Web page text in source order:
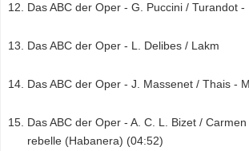
Das ABC der Oper - G. Puccini / Turandot
Das ABC der Oper - L. Delibes / Lakm
Das ABC der Oper - J. Massenet / Thais - M
Das ABC der Oper - A. C. L. Bizet /
rebelle (Habanera) (04:52)